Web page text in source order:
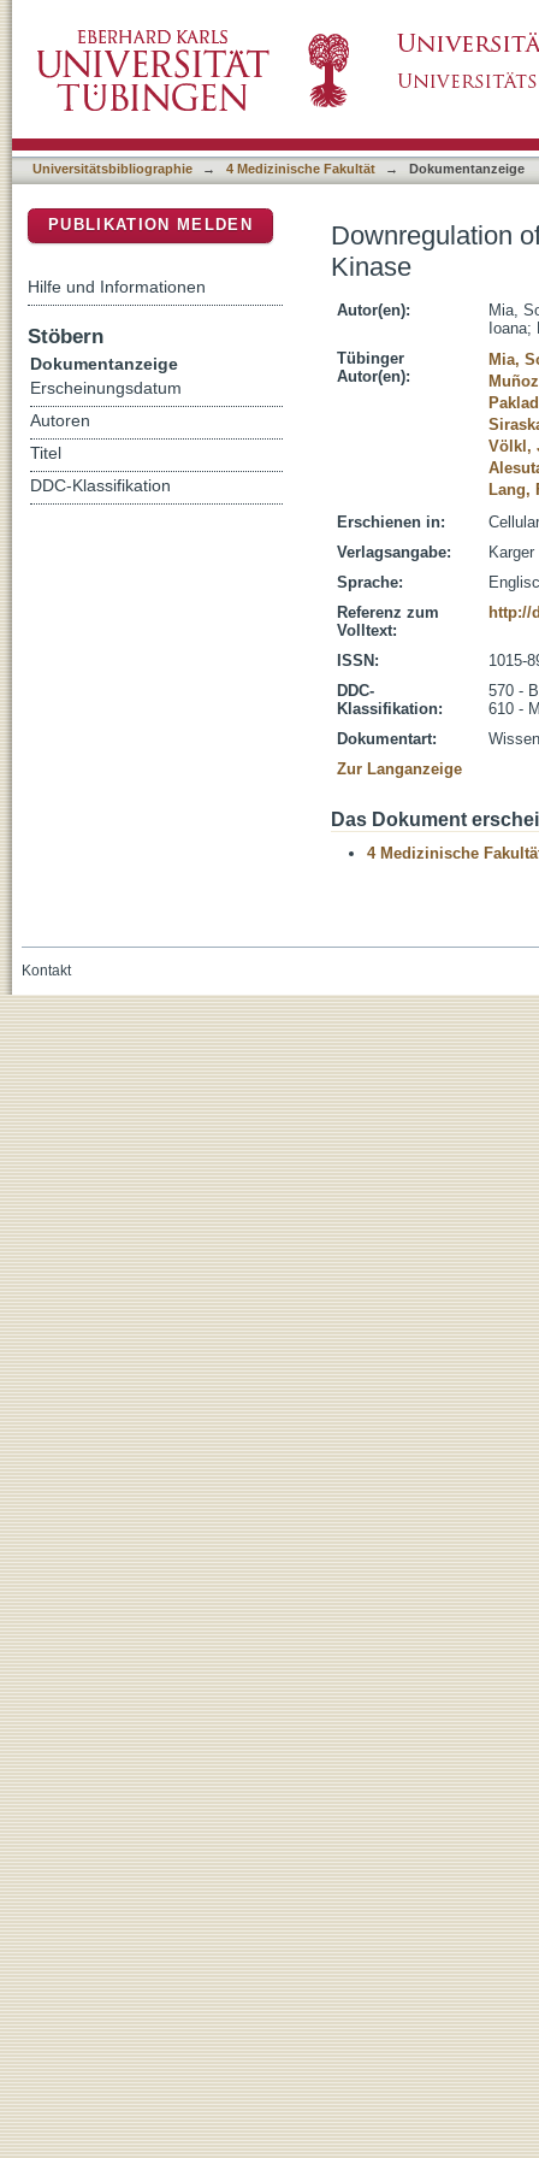
Universitätsbibliographie → 4 Medizinische Fakultät → Dokumentanzeige
Downregulation
Kinase
Autor(en):
Mia,
Ioana;
Tübinger
Autor(en):
Mia,
Völkl,
Lang,
Erschienen in:
Verlagsangabe:
Karger
Sprache:
Referenz zum
Volltext:
http://
ISSN:
1015-
DDC-
Klassifikation:
570 -
610 -
Dokumentart:
Zur Langanzeige
Das Dokument
4 Medizinische
PUBLIKATION MELDEN
Hilfe und Informationen
Stöbern
Dokumentanzeige
Erscheinungsdatum
Autoren
Titel
DDC-Klassifikation
Kontakt